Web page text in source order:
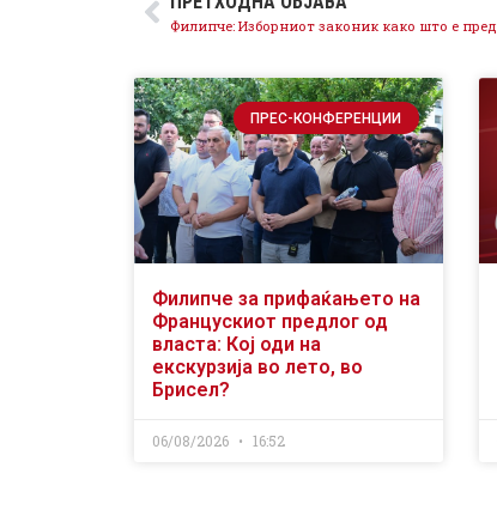
ПРЕС-КОНФЕРЕНЦИИ
Филипче за прифаќањето на
Францускиот предлог од
власта: Кој оди на
екскурзија во лето, во
Брисел?
06/08/2026 16:52